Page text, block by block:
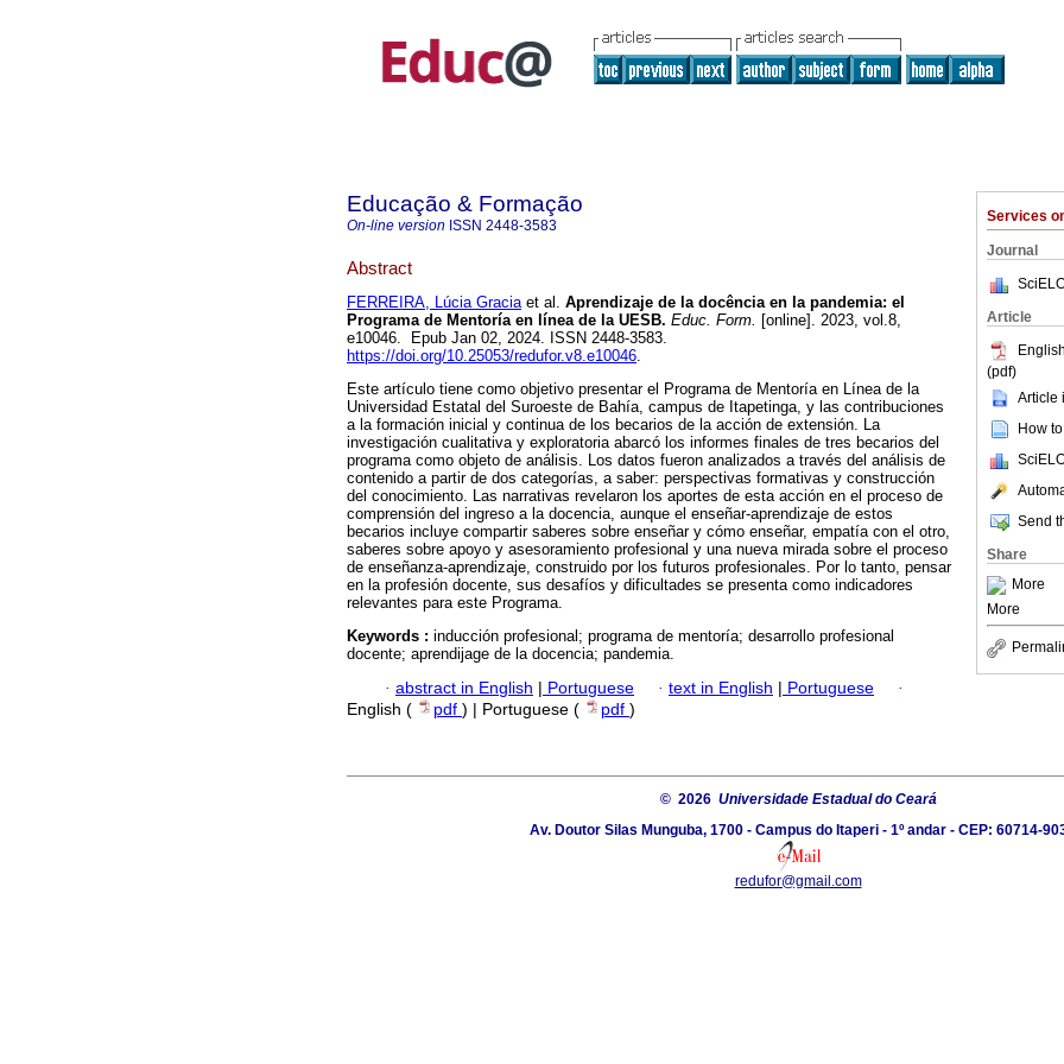
Services
Journal
Article
(pdf)
Article
How
Send
Share
More
More
Educação & Formação
On-line version ISSN 2448-3583
Abstract
FERREIRA, Lúcia Graciaet al. Aprendizaje de la docência en la pandemia: el
Programa de Mentoría en línea de la UESB. Educ. Form. [online]. 2023, vol.8,
e10046. Epub Jan 02, 2024. ISSN 2448-3583.
https://doi.org/10.25053/redufor.v8.e10046.
Este artículo tiene como objetivo presentar el Programa de Mentoría en Línea de la
Universidad Estatal del Suroeste de Bahía, campus de Itapetinga, y las contribuciones
a la formación inicial y continua de los becarios de la acción de extensión. La
investigación cualitativa y exploratoria abarcó los informes finales de tres becarios del
programa como objeto de análisis. Los datos fueron analizados a través del análisis de
contenido a partir de dos categorías, a saber: perspectivas formativas y construcción
del conocimiento. Las narrativas revelaron los aportes de esta acción en el proceso de
comprensión del ingreso a la docencia, aunque el enseñar-aprendizaje de estos
becarios incluye compartir saberes sobre enseñar y cómo enseñar, empatía con el otro,
saberes sobre apoyo y asesoramiento profesional y una nueva mirada sobre el proceso
de enseñanza-aprendizaje, construido por los futuros profesionales. Por lo tanto, pensar
en la profesión docente, sus desafíos y dificultades se presenta como indicadores
relevantes para este Programa.
Keywords : inducción profesional; programa de mentoría; desarrollo profesional
docente; aprendijage de la docencia; pandemia.
· abstract in English | Portuguese · text in English | Portuguese
·
English (
pdf ) | Portuguese ( pdf )
© 2026 Universidade Estadual do Ceará
Av. Doutor Silas Munguba, 1700 - Campus do Itaperi - 1º andar - CEP: 60714-
redufor@gmail.com